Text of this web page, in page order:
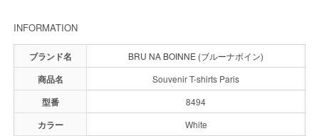
INFORMATION
ブランド名 BRU NA BOINNE (ブルーナボイン)
商品名 Souvenir T-shirts Paris
型番 8494
カラー White